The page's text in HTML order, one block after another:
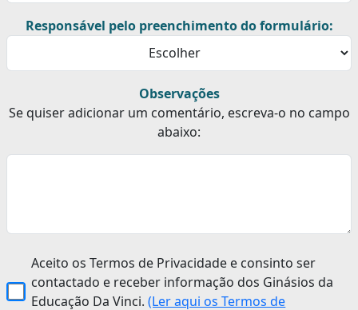
Responsável pelo preenchimento do formulário:
Observações
Se quiser adicionar um comentário, escreva-o no campo
abaixo:
Aceito os Termos de Privacidade e consinto ser
contactado e receber informação dos Ginásios da
Educação Da Vinci.(Ler aqui os Termos de